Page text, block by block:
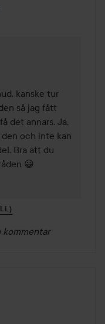
kanske tur
så jag fått
det annars. Ja,
och inte kan
Bra att du
😀
kommentar